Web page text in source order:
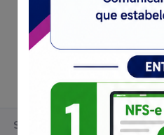
SERVIÇOS ON LINE /